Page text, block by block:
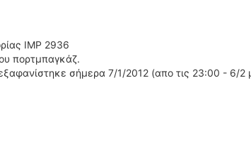
IMP 2936
πορτμπαγκάζ.
σήμερα 7/1/2012 (απο τις 23:00 - 6/2